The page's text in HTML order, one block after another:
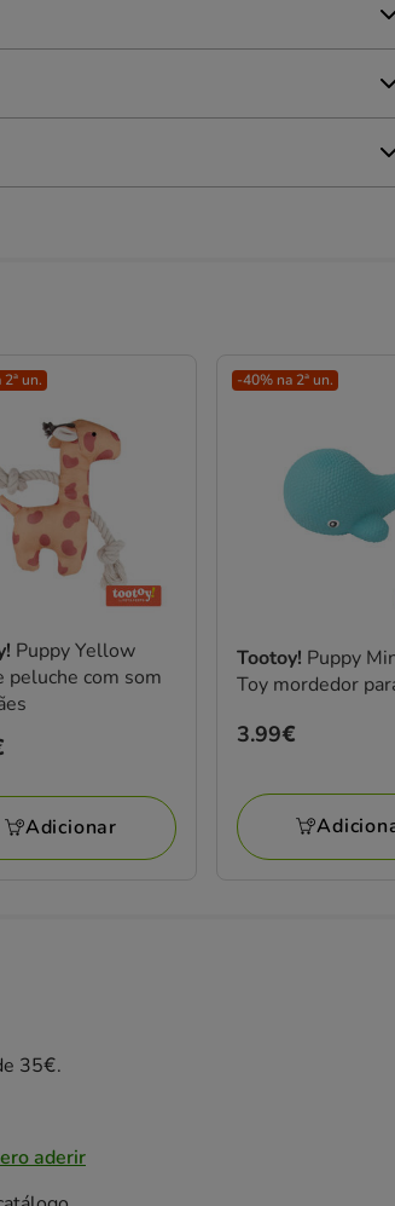
un.
Puppy Yellow
peluche com som
Adicionar
-40% na 2ª un.
Tootoy! Puppy
Toy mordedor
Preço
3.99€
35€.
aderir